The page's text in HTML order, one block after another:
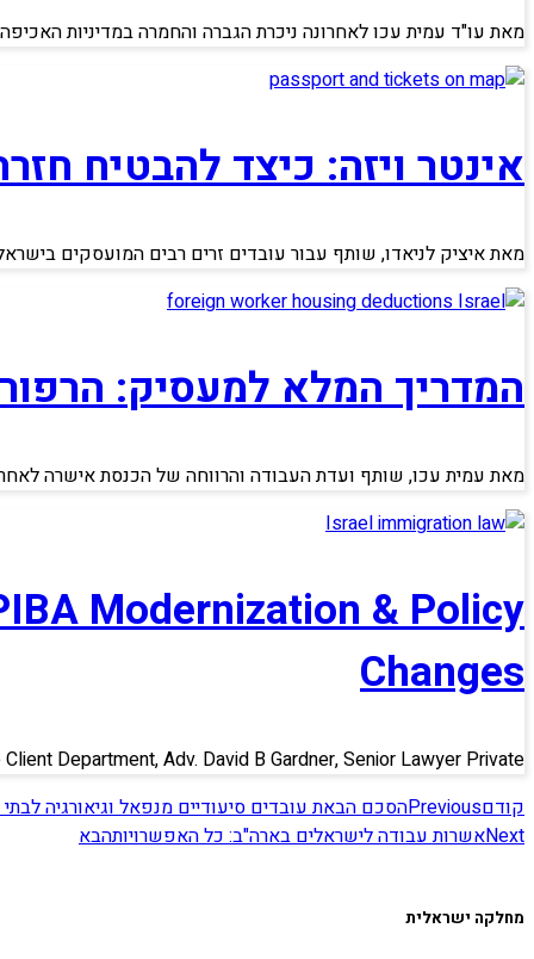
מאת עו"ד עמית עכו לאחרונה ניכרת הגברה והחמרה במדיניות
אינטר ויזה: כיצד להבטיח
מאת איציק לניאדו, שותף עבור עובדים זרים רבים המועסקים
המדריך המלא למעסיק:
מאת עמית עכו, שותף ועדת העבודה והרווחה של הכנסת אישרה
Modernization & Policy
Changes
Department, Adv. David B Gardner, Senior Lawyer Private
קודםPreviousהסכם הבאת עובדים סיעודיים מנפאל וגיאורגיה
Nextאשרות עבודה לישראלים בארה"ב: כל האפשרויותהבא
מחלקה ישראלית